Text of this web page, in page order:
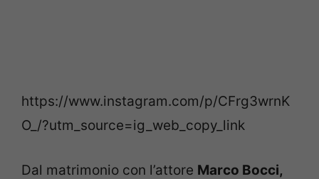
https://www.instagram.com/p/CFrg3wrnK
O_/?utm_source=ig_web_copy_link
Dal matrimonio con l’attore Marco Bocci,